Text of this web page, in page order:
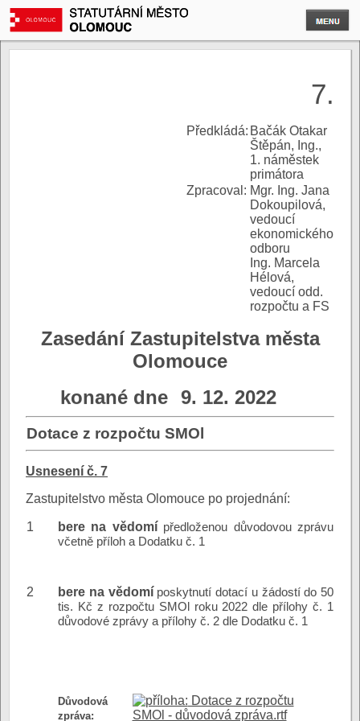
7.
Předkládá: Bačák Otakar
Štěpán, Ing.,
1. náměstek
primátora
Zpracoval: Mgr. Ing. Jana
Dokoupilová,
vedoucí
ekonomického
odboru
Ing. Marcela
Hélová,
vedoucí odd.
rozpočtu a FS
Zasedání Zastupitelstva města
Olomouce
konané dne 9. 12. 2022
Dotace z rozpočtu SMOl
Usnesení č. 7
Zastupitelstvo města Olomouce po projednání:
1 bere na vědomí předloženou důvodovou zprávu
včetně příloh a Dodatku č. 1
2 bere na vědomí poskytnutí dotací u žádostí do 50
tis. Kč z rozpočtu SMOl roku 2022 dle přílohy č. 1
důvodové zprávy a přílohy č. 2 dle Dodatku č. 1
Důvodová
zpráva:
Dotace z rozpočtu
SMOl - důvodová zpráva.rtf